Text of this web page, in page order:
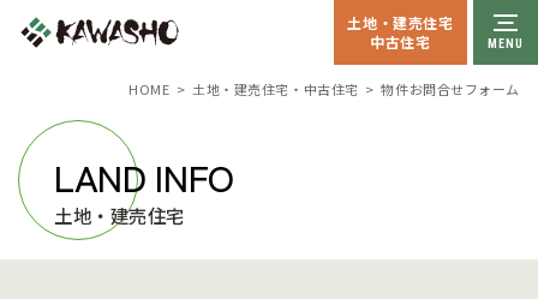
土地・建売住宅
中古住宅
HOME 土地・建売住宅・中古住宅 物件お問合せフォーム
LAND INFO
土地・建売住宅